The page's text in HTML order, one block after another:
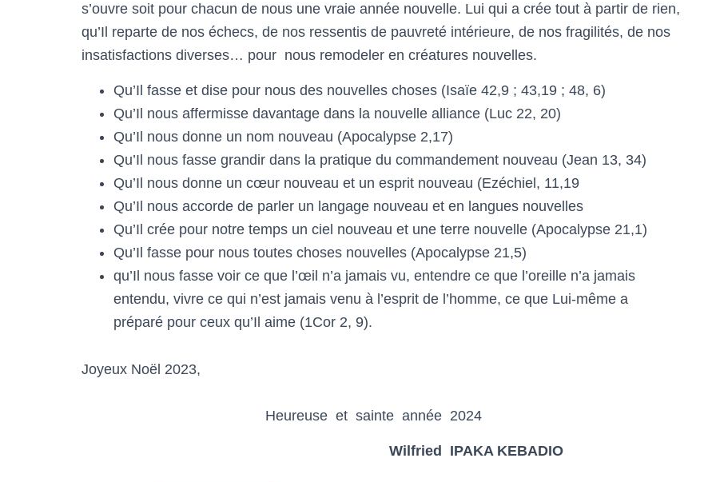
s’ouvre soit pour chacun de nous une vraie année nouvelle. Lui qui a crée tout à partir de rien,
qu’Il reparte de nos échecs, de nos ressentis de pauvreté intérieure, de nos fragilités, de nos
insatisfactions diverses… pour nous remodeler en créatures nouvelles.
Qu’Il fasse et dise pour nous des nouvelles choses (Isaïe 42,9 ; 43,19 ; 48, 6)
Qu’Il nous affermisse davantage dans la nouvelle alliance (Luc 22, 20)
Qu’Il nous donne un nom nouveau (Apocalypse 2,17)
Qu’Il nous fasse grandir dans la pratique du commandement nouveau (Jean 13, 34)
Qu’Il nous donne un cœur nouveau et un esprit nouveau (Ezéchiel, 11,19
Qu’Il nous accorde de parler un langage nouveau et en langues nouvelles
Qu’Il crée pour notre temps un ciel nouveau et une terre nouvelle (Apocalypse 21,1)
Qu’Il fasse pour nous toutes choses nouvelles (Apocalypse 21,5)
qu’Il nous fasse voir ce que l’œil n’a jamais vu, entendre ce que l’oreille n’a jamais
entendu, vivre ce qui n’est jamais venu à l’esprit de l’homme, ce que Lui-même a
préparé pour ceux qu’Il aime (1Cor 2, 9).
Joyeux Noël 2023,
Heureuse et sainte année 2024
Wilfried IPAKA KEBADIO